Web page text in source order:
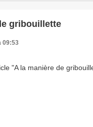
gribouillette
09:53